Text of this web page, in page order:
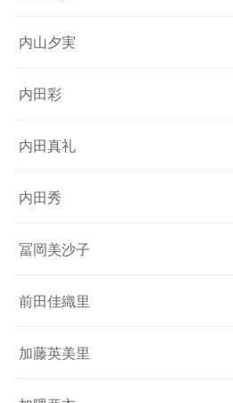
内山夕実
内田彩
内田真礼
内田秀
冨岡美沙子
前田佳織里
加藤英美里